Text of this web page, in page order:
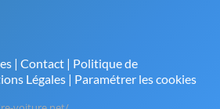
| Contact | Politique de
Légales | Paramétrer les cookies